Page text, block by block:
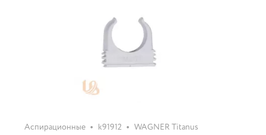
Аспирационные • k91912 • WAGNER Titanus